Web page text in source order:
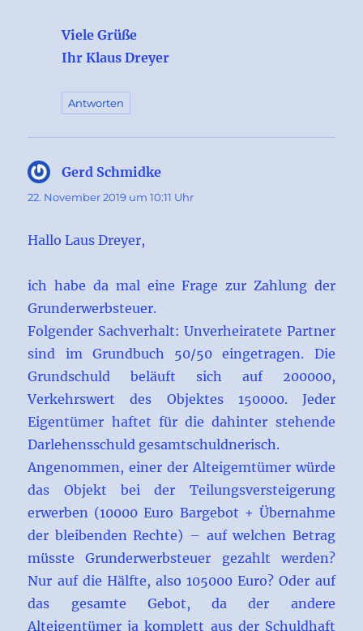
Viele Grüße
Ihr Klaus Dreyer
Antworten
Gerd Schmidke
22. November 2019 um 10:11 Uhr
Hallo Laus Dreyer,
ich habe da mal eine Frage zur Zahlung der
Grunderwerbsteuer.
Folgender Sachverhalt: Unverheiratete Partner
sind im Grundbuch 50/50 eingetragen. Die
Grundschuld beläuft sich auf 200000,
Verkehrswert des Objektes 150000. Jeder
Eigentümer haftet für die dahinter stehende
Darlehensschuld gesamtschuldnerisch.
Angenommen, einer der Alteigemtümer würde
das Objekt bei der Teilungsversteigerung
erwerben (10000 Euro Bargebot + Übernahme
der bleibenden Rechte) – auf welchen Betrag
müsste Grunderwerbsteuer gezahlt werden?
Nur auf die Hälfte, also 105000 Euro? Oder auf
das gesamte Gebot, da der andere
Alteigentümer ja komplett aus der Schuldhaft